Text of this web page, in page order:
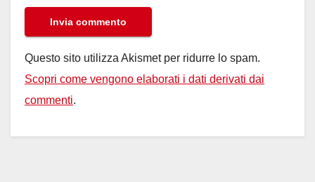
Questo sito utilizza Akismet per ridurre lo spam.
Scopri come vengono elaborati i dati derivati dai
commenti.